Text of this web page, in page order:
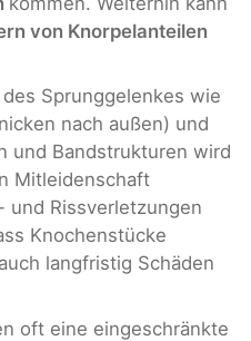
von Knorpelanteilen
Sprunggelenkes wie
nach außen) und
und Bandstrukturen wird
Mitleidenschaft
und Rissverletzungen
Knochenstücke
langfristig Schäden
oft eine eingeschränkte